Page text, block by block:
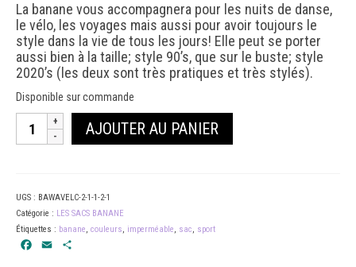
La banane vous accompagnera pour les nuits de danse,
le vélo, les voyages mais aussi pour avoir toujours le
style dans la vie de tous les jours! Elle peut se porter
aussi bien à la taille; style 90’s, que sur le buste; style
2020’s (les deux sont très pratiques et très stylés).
Disponible sur commande
quantité
ET
BLEU
AJOUTER AU PANIER
UGS : BAWAVELC-2-1-1-2-1
Catégorie : LES SACS BANANE
Étiquettes : banane, couleurs, imperméable, sac, sport
Facebook
Email